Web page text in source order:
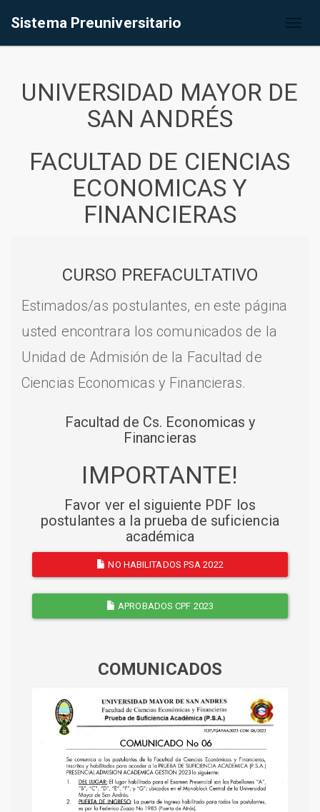
Sistema Preuniversitario
UNIVERSIDAD MAYOR DE
SAN ANDRÉS
FACULTAD DE CIENCIAS
ECONOMICAS Y
FINANCIERAS
CURSO PREFACULTATIVO
Estimados/as postulantes, en este página
usted encontrara los comunicados de la
Unidad de Admisión de la Facultad de
Ciencias Economicas y Financieras.
Facultad de Cs. Economicas y
Financieras
IMPORTANTE!
Favor ver el siguiente PDF los
postulantes a la prueba de suficiencia
académica
NO HABILITADOS PSA 2022
APROBADOS CPF 2023
COMUNICADOS